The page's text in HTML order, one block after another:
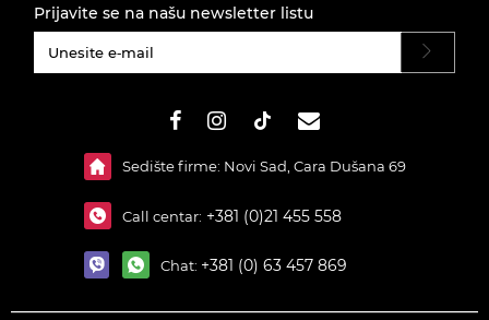
Prijavite se na našu newsletter listu
Sedište firme: Novi Sad, Cara Dušana 69
Call centar: +381 (0)21 455 558
Chat: +381 (0) 63 457 869